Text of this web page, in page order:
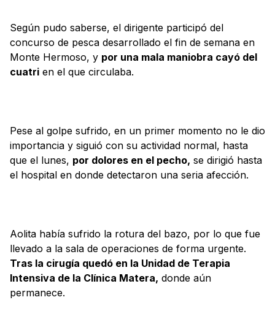
Según pudo saberse, el dirigente participó del
concurso de pesca desarrollado el fin de semana en
Monte Hermoso, y por una mala maniobra cayó del
cuatri en el que circulaba.
Pese al golpe sufrido, en un primer momento no le dio
importancia y siguió con su actividad normal, hasta
que el lunes, por dolores en el pecho, se dirigió hasta
el hospital en donde detectaron una seria afección.
Aolita había sufrido la rotura del bazo, por lo que fue
llevado a la sala de operaciones de forma urgente.
Tras la cirugía quedó en la Unidad de Terapia
Intensiva de la Clínica Matera, donde aún
permanece.